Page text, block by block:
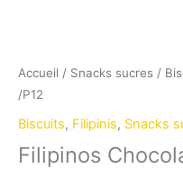
Accueil / Snacks sucres /
/P12
Biscuits, Filipinis, Snacks
Filipinos